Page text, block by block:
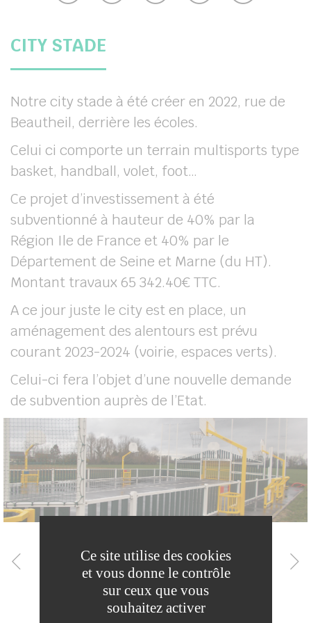
CITY STADE
Notre city stade à été créer en 2022, rue de
Beautheil, derrière les écoles.
Celui ci comporte un terrain multisports type
basket, handball, volet, foot…
Ce projet d’investissement à été
subventionné à hauteur de 40% par la
Région Ile de France et 40% par le
Département de Seine et Marne (du HT).
Montant travaux 65 342.40€ TTC.
A ce jour juste le city est en place, un
aménagement des alentours est prévu
courant 2023-2024 (voirie, espaces verts).
Celui-ci fera l’objet d’une nouvelle demande
de subvention auprès de l’Etat.
Ce site utilise des cookies
et vous donne le contrôle
sur ceux que vous
souhaitez activer